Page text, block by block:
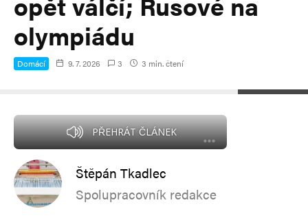
olympiádu
Domácí 9. 7. 2026 3
3 min. čtení
PŘEHRÁT ČLÁNEK
Štěpán Tkadlec
Spolupracovník redakce